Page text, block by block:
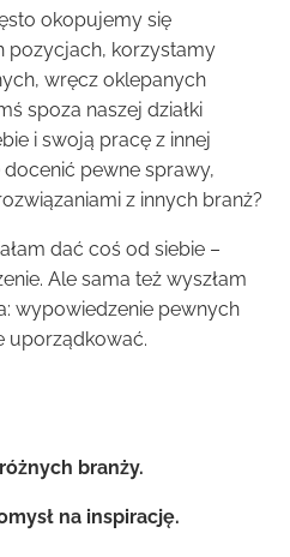
okopujemy się
pozycjach, korzystamy
wręcz oklepanych
spoza naszej działki
i swoją pracę z innej
pewne sprawy,
z innych branż?
dać coś od siebie –
Ale sama też wyszłam
wypowiedzenie pewnych
uporządkować.
branży.
na inspirację.